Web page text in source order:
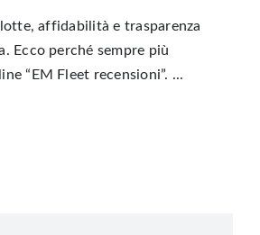
affidabilità e trasparenza
Ecco perché sempre più
“EM Fleet recensioni”. ...